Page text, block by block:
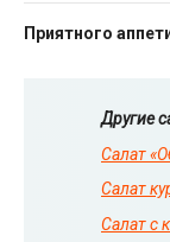
Приятного
Другие
Салат
Салат
Салат с